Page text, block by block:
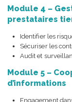
Module 4 –
prestataires
Identifier les
Sécuriser les
Audit et
Module 5 –
d’informations
Engagement